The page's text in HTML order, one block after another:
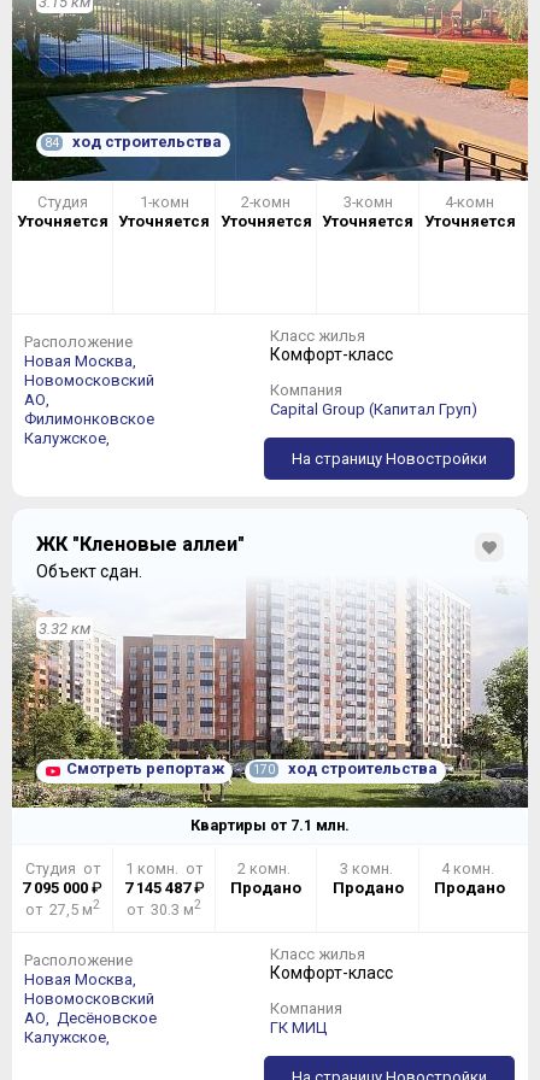
84 ход строительства
Студия
Уточняется
1-комн
Уточняется
2-комн
Уточняется
3-комн
Уточняется
4-комн
Уточняется
Расположение
Новая Москва,
Новомосковский
АО,
Филимонковское
Калужское,
Класс жилья
Комфорт-класс
Компания
Capital Group (Капитал Груп)
На страницу Новостройки
ЖК "Кленовые аллеи"
Объект сдан.
3.32 км
Смотреть репортаж 170 ход строительства
Квартиры от 7.1 млн.
Студия от
7 095 000 ₽
от 27,5 м2
1 комн. от
7 145 487₽
от 30.3 м2
2 комн.
Продано
3 комн.
Продано
4 комн.
Продано
Расположение
Новая Москва,
Новомосковский
АО,
Десёновское
Калужское,
Класс жилья
Комфорт-класс
Компания
ГК МИЦ